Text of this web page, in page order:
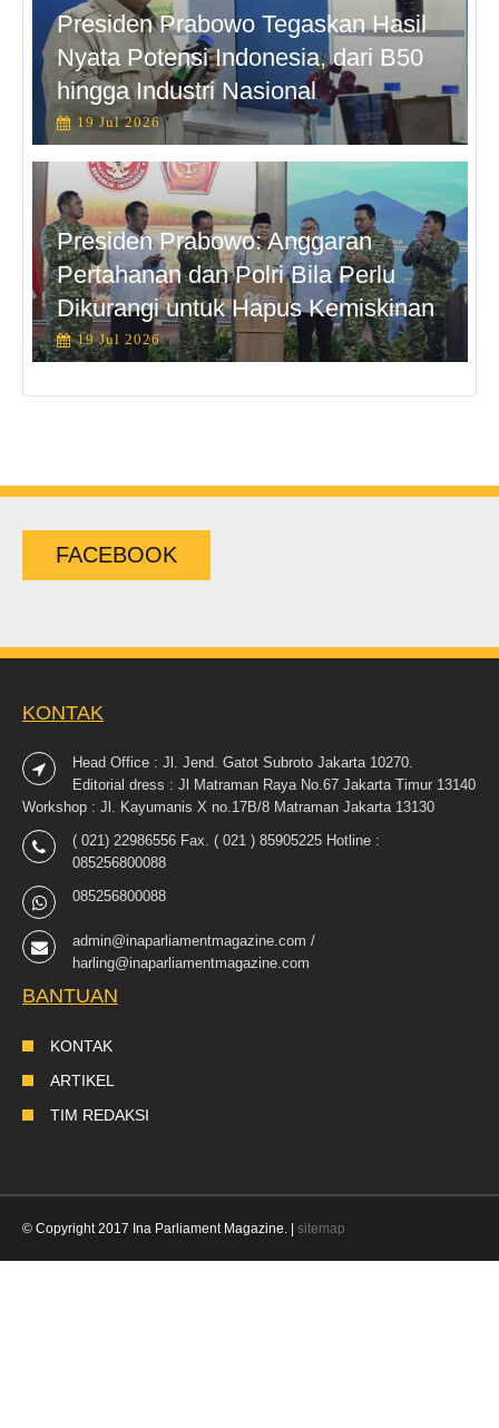
Presiden Prabowo Tegaskan Hasil
Nyata Potensi Indonesia, dari B50
hingga Industri Nasional
19 Jul 2026
Presiden Prabowo: Anggaran
Pertahanan dan Polri Bila Perlu
Dikurangi untuk Hapus Kemiskinan
19 Jul 2026
FACEBOOK
KONTAK
Head Office : Jl. Jend. Gatot Subroto Jakarta 10270.
Editorial dress : Jl Matraman Raya No.67 Jakarta Timur 13140
Workshop : Jl. Kayumanis X no.17B/8 Matraman Jakarta 13130
( 021) 22986556 Fax. ( 021 ) 85905225 Hotline :
085256800088
085256800088
admin@inaparliamentmagazine.com /
harling@inaparliamentmagazine.com
BANTUAN
KONTAK
ARTIKEL
TIM REDAKSI
© Copyright 2017 Ina Parliament Magazine. | sitemap